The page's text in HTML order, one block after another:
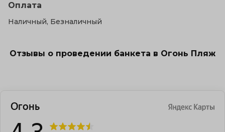
Оплата
Наличный, Безналичный
Отзывы о проведении банкета в Огонь Пляж